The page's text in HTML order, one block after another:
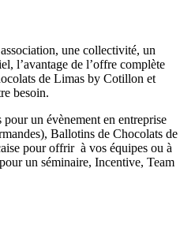
une collectivité, un
l’avantage de l’offre complète
de Limas by Cotillon et
besoin.
un évènement en entreprise
Ballotins de Chocolats de
pour offrir à vos équipes ou à
un séminaire, Incentive, Team